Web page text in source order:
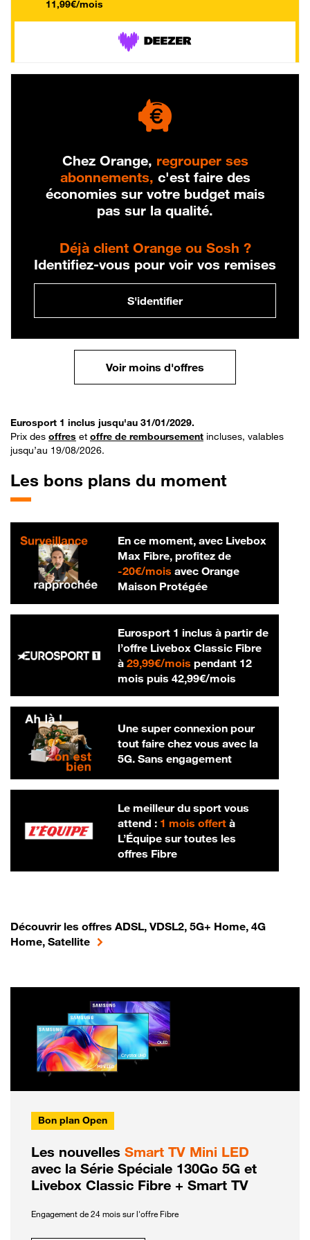
11,99€/mois
Chez Orange, regrouper ses
abonnements, c'est faire des
économies sur votre budget mais
pas sur la qualité.
Déjà client Orange ou Sosh ?
Identifiez-vous pour voir vos remises
S'identifier
Voir moins d'offres
Eurosport 1 inclus jusqu'au 31/01/2029.
Prix des offres et offre de remboursement incluses, valables
jusqu’au 19/08/2026.
Les bons plans du moment
En ce moment, avec Livebox
Max Fibre, profitez de
-20€/mois20 € par mois
avec Orange
Maison Protégée
Eurosport 1 inclus à partir de
l’offre Livebox Classic Fibre
à 29,99€/mois29,99 € par mois
pendant 12
mois puis 42,99€/mois42,99 € par
Une super connexion pour
tout faire chez vous avec la
5G. Sans engagement
Le meilleur du sport vous
attend : 1 mois offertà
L’Équipe sur toutes les
offres Fibre
Découvrir les offres ADSL, VDSL2, 5G+ Home, 4G
Home, Satellite
Bon plan Open
Les nouvelles Smart TV Mini LED
avec la Série Spéciale 130Go 5G et
Livebox Classic Fibre + Smart TV
Engagement de 24 mois sur l'offre Fibre